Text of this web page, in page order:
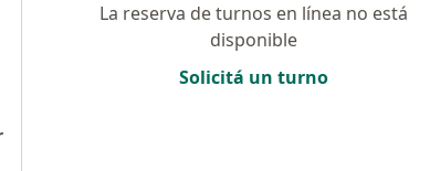
La reserva de turnos en línea no está
disponible
Solicitá un turno